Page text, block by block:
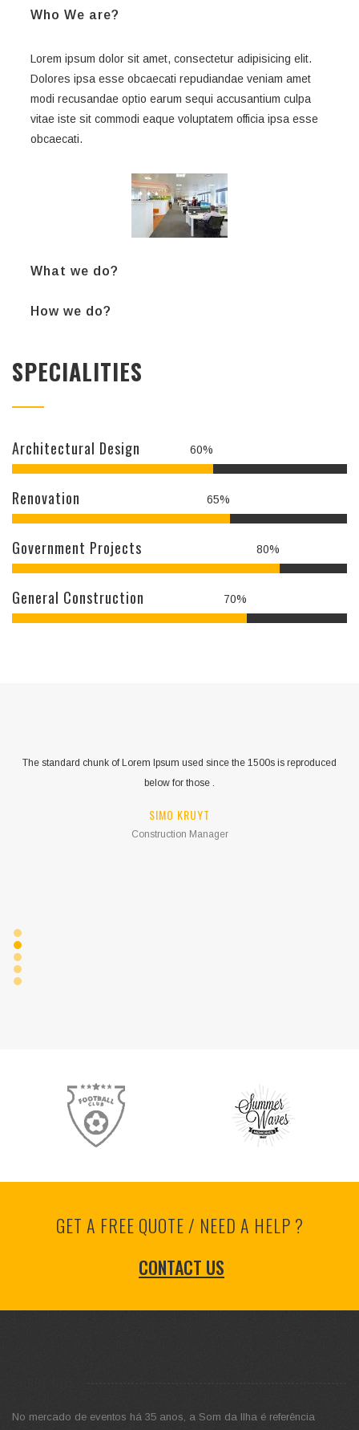
Who We are?
Lorem ipsum dolor sit amet, consectetur adipisicing elit.
Dolores ipsa esse obcaecati repudiandae veniam amet
modi recusandae optio earum sequi accusantium culpa
vitae iste sit commodi eaque voluptatem officia ipsa esse
obcaecati.
What we do?
How we do?
SPECIALITIES
Architectural Design 60%
Renovation 65%
Government Projects 80%
General Construction 70%
GET A FREE QUOTE / NEED A HELP ?
CONTACT US
No mercado de eventos há 35 anos, a Som da Ilha é referência